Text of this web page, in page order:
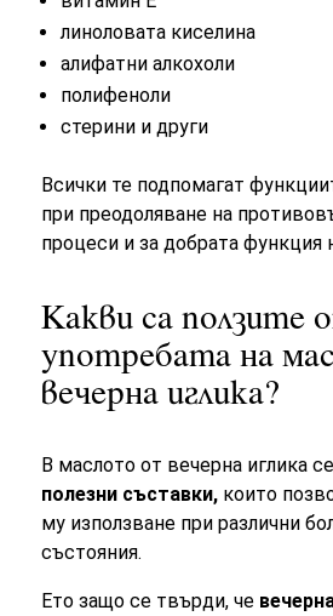
линоловата киселина
алифатни алкохоли
полифеноли
стерини и други
Всички те подпомагат
при преодоляване на
процеси и за добрата функция
Какви са ползите
употребата на
вечерна иглика?
В маслото от вечерна иглика
полезни съставки, които
му използване при различни
състояния.
Ето защо се твърди, че